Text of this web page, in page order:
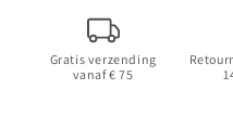
Professionails
Nikki
Nikki
Gratis verzending
vanaf € 75